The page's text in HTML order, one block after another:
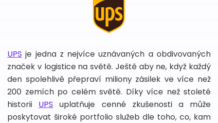
UPS je jedna z nejvíce uznávaných a obdivovaných
značek v logistice na světě. Ještě aby ne, když každý
den spolehlivě přepraví miliony zásilek ve více než
200 zemích po celém světě. Díky více než stoleté
historii UPS uplatňuje cenné zkušenosti a může
poskytovat široké portfolio služeb dle toho, co, kam